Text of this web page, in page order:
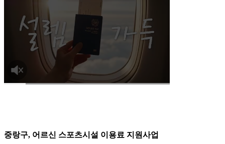
중랑구, 어르신 스포츠시설 이용료 지원사업